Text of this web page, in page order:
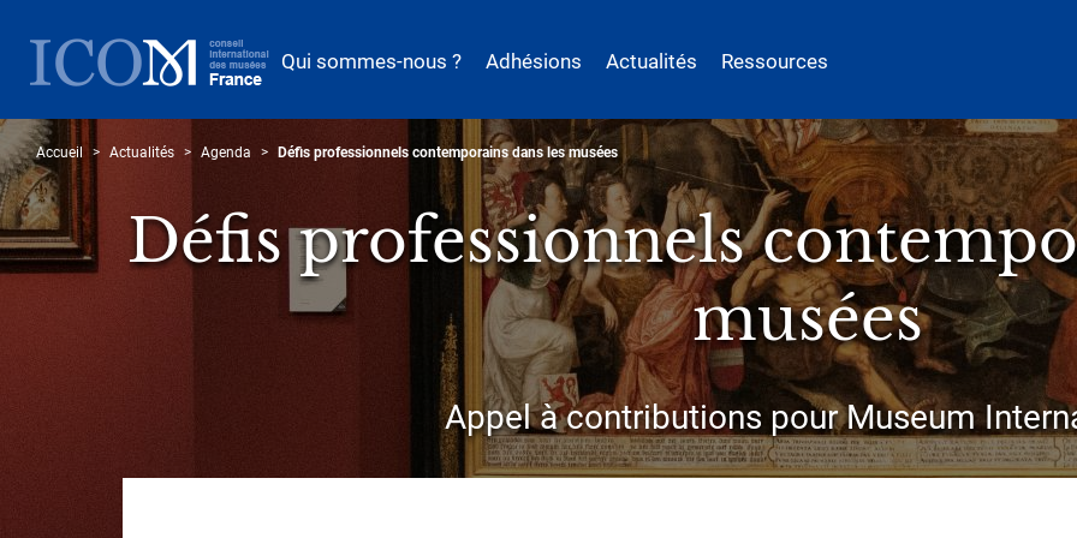
contenu
principal
Qui sommes-nous ? Adhésions Actualités Ressources
Accueil Actualités Agenda Défis professionnels contemporains dans les musées
Défis professionnels
musées
Appel à contributions pour Museum